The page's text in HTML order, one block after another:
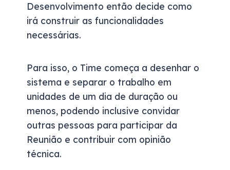
Desenvolvimento então decide como
irá construir as funcionalidades
necessárias.
Para isso, o Time começa a desenhar o
sistema e separar o trabalho em
unidades de um dia de duração ou
menos, podendo inclusive convidar
outras pessoas para participar da
Reunião e contribuir com opinião
técnica.